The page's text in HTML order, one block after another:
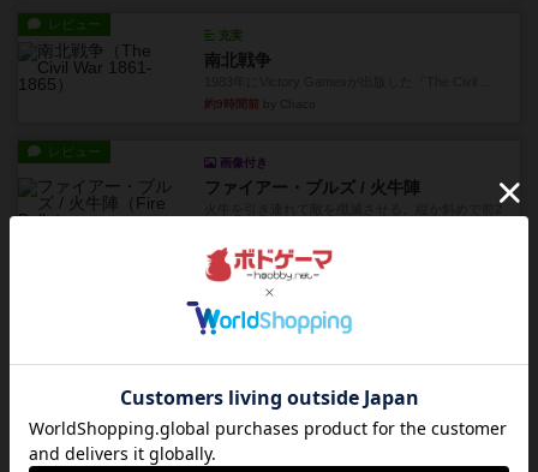
レビュー
充実
南北戦争
約9時間前
レビュー
画像付き
ファイアー・ブルズ / 火牛陣
約11時間前 by うらまこ
フリップ７
カードをめくるかパスをするかを決めてパスした
約11時間前by mob567
コンセプト
親のプレイヤーがお題を決めて限られたヒントの
中から他のプレイヤーに当て...